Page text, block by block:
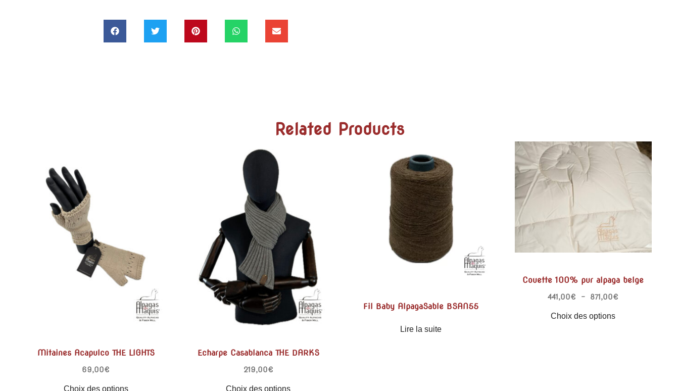
Related Products
Mitaines Acapulco THE LIGHTS
69,00€
Choix des options
Echarpe Casablanca THE DARKS
219,00€
Choix des options
Fil Baby AlpagaSable BSAN55
Lire la suite
Couette 100% pur alpaga belge
441,00€ – 871,00€
Choix des options